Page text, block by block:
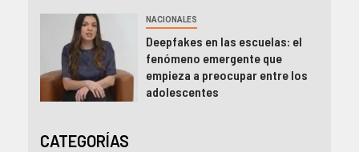
NACIONALES
Deepfakes en las escuelas: el
fenómeno emergente que
empieza a preocupar entre los
adolescentes
CATEGORÍAS